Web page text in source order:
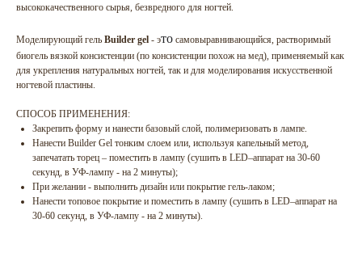
высококачественного сырья, безвредного для ногтей.
Моделирующий гель Builder gel - это самовыравнивающийся, растворимый
биогель вязкой консистенции (по консистенции похож на мед), применяемый как
для укрепления натуральных ногтей, так и для моделирования искусственной
ногтевой пластины.
СПОСОБ ПРИМЕНЕНИЯ:
Закрепить форму и нанести базовый слой, полимеризовать в лампе.
Нанести Builder Gel тонким слоем или, используя капельный метод,
запечатать торец – поместить в лампу (cушить в LED–аппарат на 30-60
секунд, в УФ-лампу - на 2 минуты);
При желании - выполнить дизайн или покрытие гель-лаком;
Нанести топовое покрытие и поместить в лампу (сушить в LED–аппарат на
30-60 секунд, в УФ-лампу - на 2 минуты).